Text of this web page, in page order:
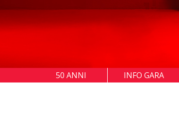
50 ANNI INFO GARA